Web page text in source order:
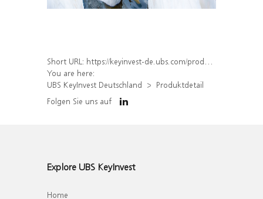
Short URL: https://keyinvest-de.ubs.com/produkt/detail/index/isin/DE000WA1N9F2
You are here:
UBS KeyInvest Deutschland
Produktdetail
Folgen Sie uns auf
Explore UBS KeyInvest
Home